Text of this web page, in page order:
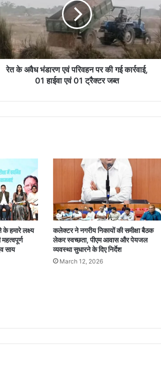
रेत के अवैध भंडारण एवं परिवहन पर की गई कार्रवाई,
01 हाईवा एवं 01 ट्रैक्टर जब्त
हमारे लक्ष्य
साय
कलेक्टर ने नगरीय निकायों की समीक्षा बैठक
लेकर स्वच्छता, पीएम आवास और पेयजल
व्यवस्था सुधारने के दिए निर्देश
March 12, 2026